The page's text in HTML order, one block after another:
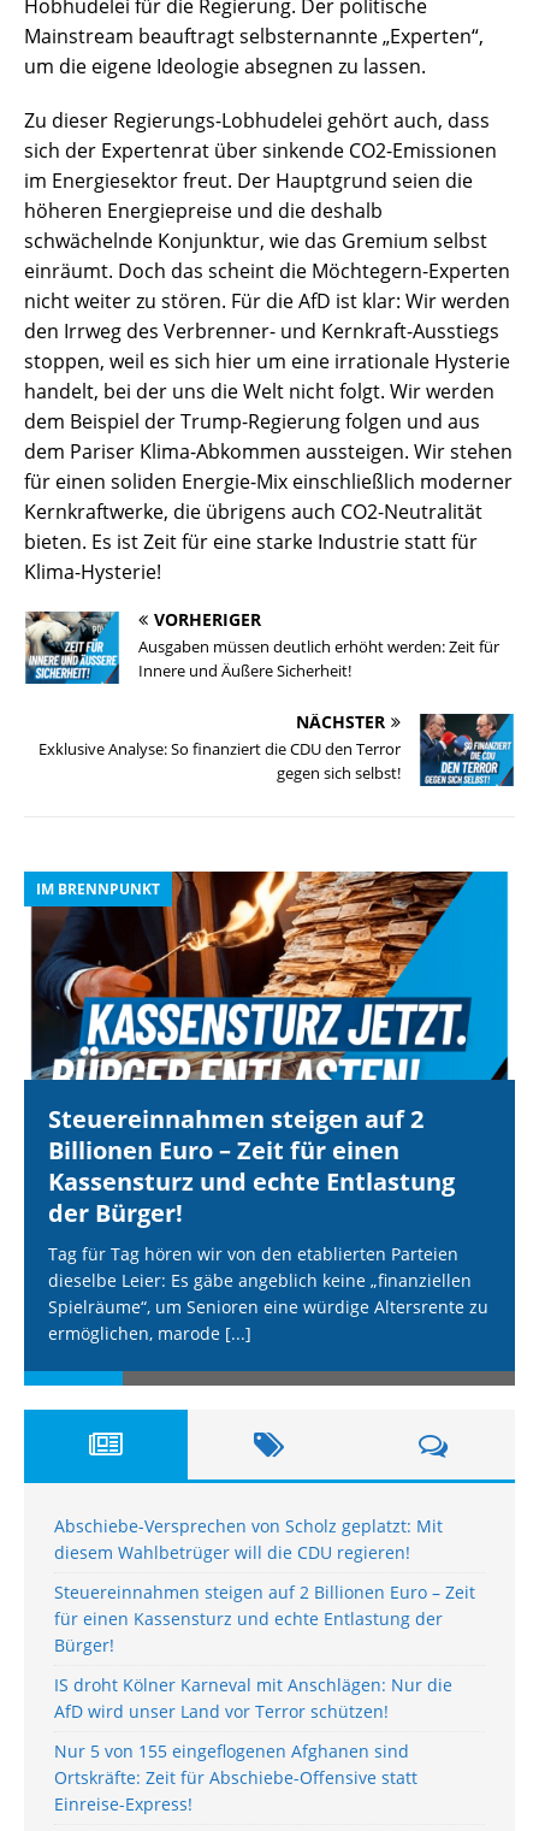
Hobhudelei für die Regierung. Der politische
Mainstream beauftragt selbsternannte „Experten“,
um die eigene Ideologie absegnen zu lassen.
Zu dieser Regierungs-Lobhudelei gehört auch, dass
sich der Expertenrat über sinkende CO2-Emissionen
im Energiesektor freut. Der Hauptgrund seien die
höheren Energiepreise und die deshalb
schwächelnde Konjunktur, wie das Gremium selbst
einräumt. Doch das scheint die Möchtegern-Experten
nicht weiter zu stören. Für die AfD ist klar: Wir werden
den Irrweg des Verbrenner- und Kernkraft-Ausstiegs
stoppen, weil es sich hier um eine irrationale Hysterie
handelt, bei der uns die Welt nicht folgt. Wir werden
dem Beispiel der Trump-Regierung folgen und aus
dem Pariser Klima-Abkommen aussteigen. Wir stehen
für einen soliden Energie-Mix einschließlich moderner
Kernkraftwerke, die übrigens auch CO2-Neutralität
bieten. Es ist Zeit für eine starke Industrie statt für
Klima-Hysterie!
VORHERIGER
Ausgaben müssen deutlich erhöht werden: Zeit für
Innere und Äußere Sicherheit!
NÄCHSTER
Exklusive Analyse: So finanziert die CDU den Terror
gegen sich selbst!
IM BRENNPUNKT
Steuereinnahmen steigen auf 2
Billionen Euro – Zeit für einen
Kassensturz und echte Entlastung
der Bürger!
Tag für Tag hören wir von den etablierten Parteien
dieselbe Leier: Es gäbe angeblich keine „finanziellen
Spielräume“, um Senioren eine würdige Altersrente zu
ermöglichen, marode [...]
Abschiebe-Versprechen von Scholz geplatzt: Mit
diesem Wahlbetrüger will die CDU regieren!
Steuereinnahmen steigen auf 2 Billionen Euro – Zeit
für einen Kassensturz und echte Entlastung der
Bürger!
IS droht Kölner Karneval mit Anschlägen: Nur die
AfD wird unser Land vor Terror schützen!
Nur 5 von 155 eingeflogenen Afghanen sind
Ortskräfte: Zeit für Abschiebe-Offensive statt
Einreise-Express!